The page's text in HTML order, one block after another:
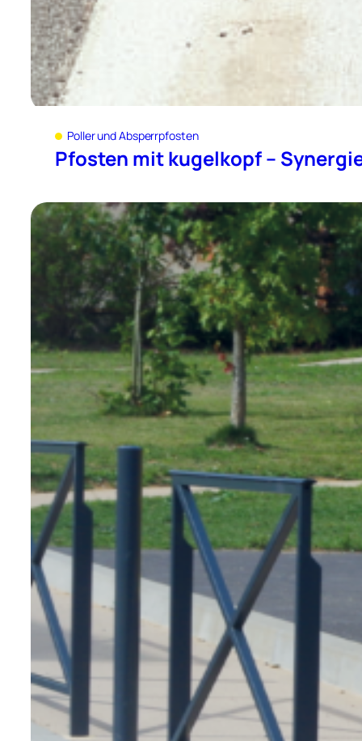
Poller und Absperrpfosten
Pfosten mit kugelkopf –